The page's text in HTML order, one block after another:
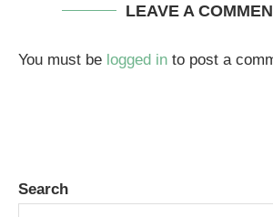
LEAVE A
You must be logged in to post a
Search